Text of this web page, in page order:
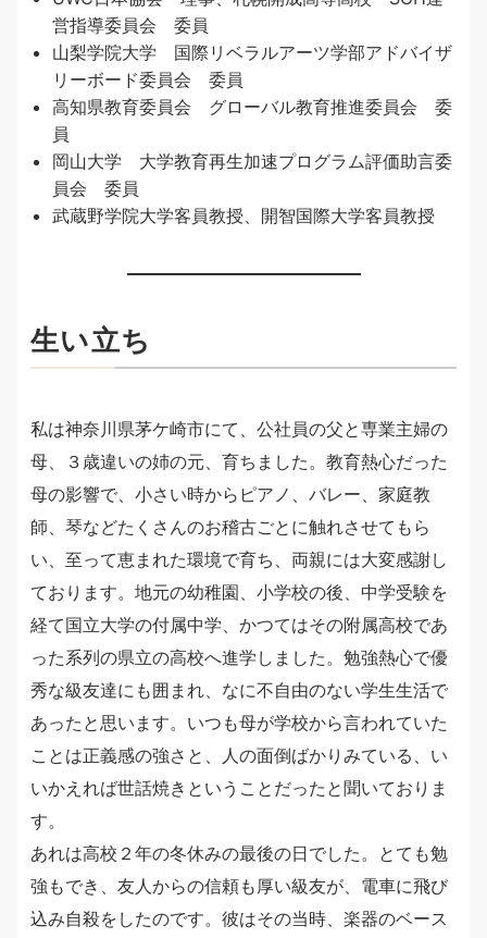
営指導委員会 委員
山梨学院大学 国際リベラルアーツ学部アドバイザ
リーボード委員会 委員
高知県教育委員会 グローバル教育推進委員会 委
員
岡山大学 大学教育再生加速プログラム評価助言委
員会 委員
武蔵野学院大学客員教授、開智国際大学客員教授
生い立ち
私は神奈川県茅ケ崎市にて、公社員の父と専業主婦の
母、３歳違いの姉の元、育ちました。教育熱心だった
母の影響で、小さい時からピアノ、バレー、家庭教
師、琴などたくさんのお稽古ごとに触れさせてもら
い、至って恵まれた環境で育ち、両親には大変感謝し
ております。地元の幼稚園、小学校の後、中学受験を
経て国立大学の付属中学、かつてはその附属高校であ
った系列の県立の高校へ進学しました。勉強熱心で優
秀な級友達にも囲まれ、なに不自由のない学生生活で
あったと思います。いつも母が学校から言われていた
ことは正義感の強さと、人の面倒ばかりみている、い
いかえれば世話焼きということだったと聞いておりま
す。
あれは高校２年の冬休みの最後の日でした。とても勉
強もでき、友人からの信頼も厚い級友が、電車に飛び
込み自殺をしたのです。彼はその当時、楽器のベース